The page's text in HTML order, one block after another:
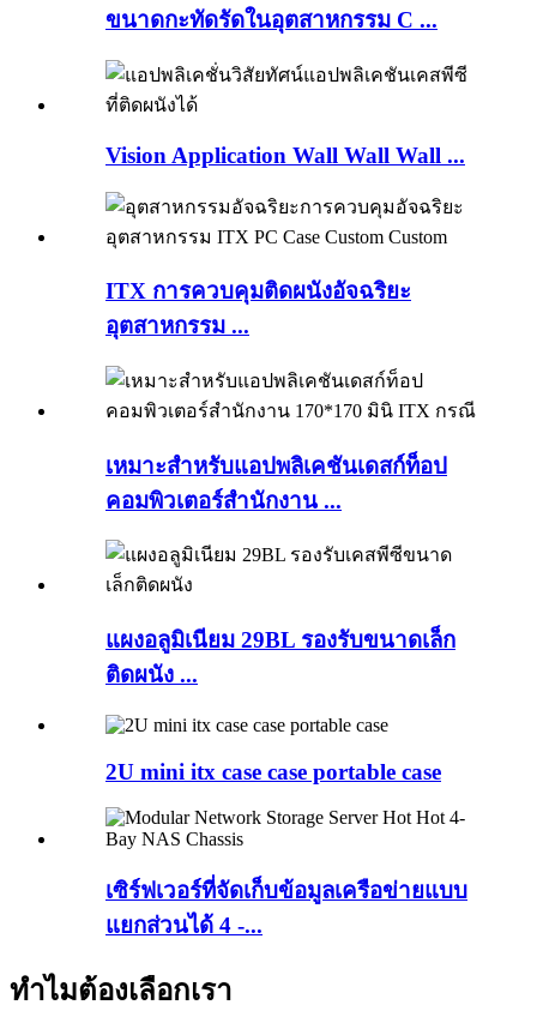
ขนาดกะทัดรัดในอุตสาหกรรม C ...
Vision Application Wall Wall Wall ...
ITX การควบคุมติดผนังอัจฉริยะ
อุตสาหกรรม ...
เหมาะสำหรับแอปพลิเคชันเดสก์ท็อป
คอมพิวเตอร์สำนักงาน ...
แผงอลูมิเนียม 29BL รองรับขนาดเล็ก
ติดผนัง ...
2U mini itx case case portable case
เซิร์ฟเวอร์ที่จัดเก็บข้อมูลเครือข่ายแบบ
แยกส่วนได้ 4 -...
ทำไมต้องเลือกเรา